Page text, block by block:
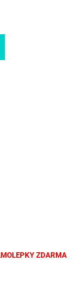
ZDARMA